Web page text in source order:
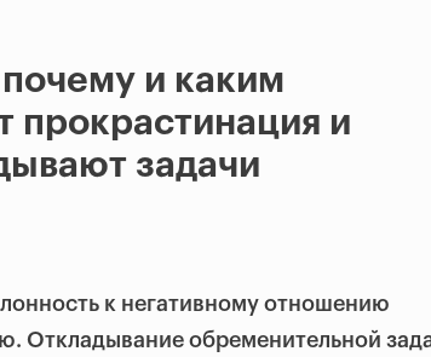
и каким
прокрастинация и
задачи
к негативному отношению
Откладывание обременительной